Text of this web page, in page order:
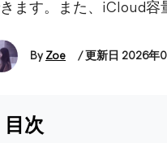
ます。また、iCloud容
By Zoe / 更新日 2026年
目次